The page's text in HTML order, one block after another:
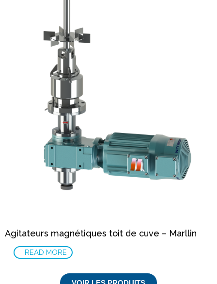
Agitateurs magnétiques toit de cuve – Marllin
READ MORE